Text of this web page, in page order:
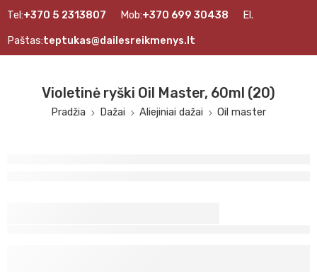
Tel:+370 5 2313807 Mob:+370 699 30438 El.
Paštas:teptukas@dailesreikmenys.lt
Violetinė ryški Oil Master, 60ml (20)
Pradžia Dažai Aliejiniai dažai Oil master